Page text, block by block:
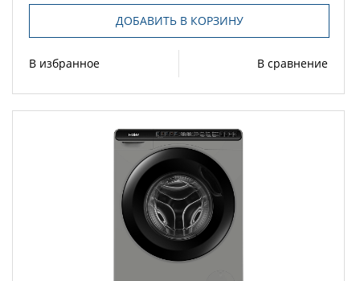
ДОБАВИТЬ В КОРЗИНУ
В избранное В сравнение